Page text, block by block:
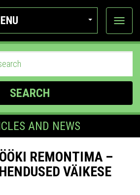
View
SEARCH
AND NEWS
REMONTIMA –
VÄIKESE